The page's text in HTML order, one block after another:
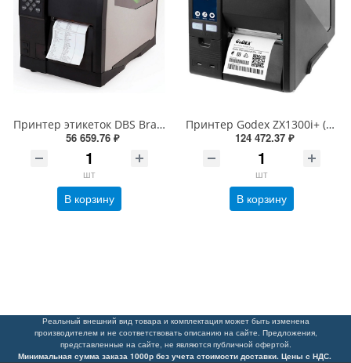
Принтер этикеток DBS Bravo-L промышленный (термотрансферный, 203dpi, 152мм/сек)
56 659.76 ₽
шт
В корзину
Принтер Godex ZX1300i+ (термотрансферный, 300 dpi, RS232/USB/TCPIP/USB HOST, шир. печати 104 мм)
124 472.37 ₽
шт
В корзину
Реальный внешний вид товара и комплектация может быть изменена
производителем и не соответствовать описанию на сайте. Предложения,
представленные на сайте, не являются публичной офертой.
Минимальная сумма заказа 1000р без учета стоимости доставки. Цены с НДС.